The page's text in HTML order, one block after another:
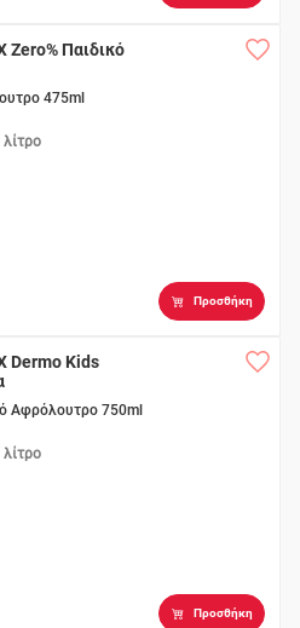
Zero% Παιδικό
475ml
Προσθήκη
Dermo Kids
Αφρόλουτρο 750ml
Προσθήκη